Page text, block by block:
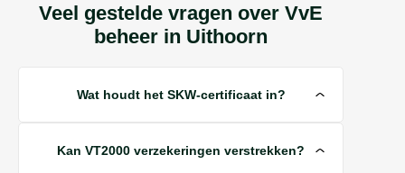
Veel gestelde vragen over VvE
beheer in Uithoorn
Wat houdt het SKW-certificaat in?
Kan VT2000 verzekeringen verstrekken?